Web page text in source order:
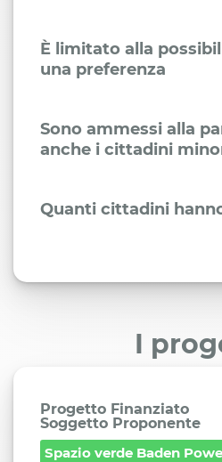
È limitato alla
una preferenza
Sono ammessi alla
anche i cittadini
Quanti cittadini
I
Progetto Finanziato
Soggetto Proponente
Spazio verde Baden